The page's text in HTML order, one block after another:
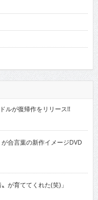
ルが復帰作をリリース!!
合言葉の新作イメージDVD
が育ててくれた(笑)」